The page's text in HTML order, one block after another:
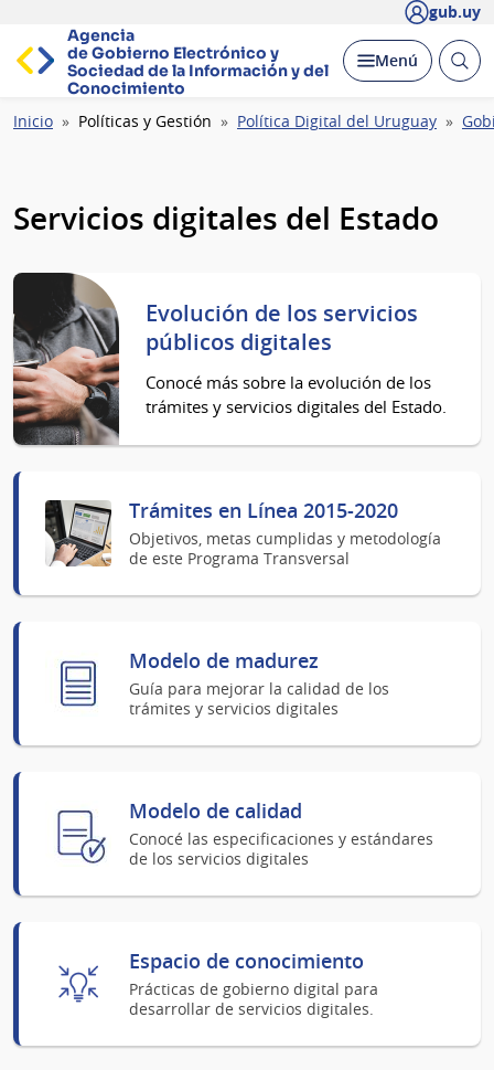
gub.uy
Agencia
de Gobierno Electrónico y
Sociedad de la Información y del
Conocimiento
Desplegar
Menú Abrir
Ruta
Inicio Políticas y Gestión Política Digital del Uruguay
Servicios digitales del Estado
Evolución de los servicios
públicos digitales
Conocé más sobre la evolución de los
trámites y servicios digitales del Estado.
Trámites en Línea 2015-2020
Objetivos, metas cumplidas y metodología
de este Programa Transversal
Modelo de madurez
Guía para mejorar la calidad de los
trámites y servicios digitales
Modelo de calidad
Conocé las especificaciones y estándares
de los servicios digitales
Espacio de conocimiento
Prácticas de gobierno digital para
desarrollar de servicios digitales.